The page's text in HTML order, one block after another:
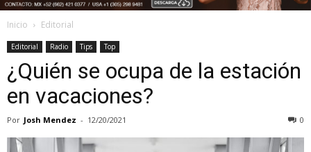
Inicio Editorial
Editorial Radio Tips Top
¿Quién se ocupa de la estación
en vacaciones?
Por Josh Mendez - 12/20/2021 0